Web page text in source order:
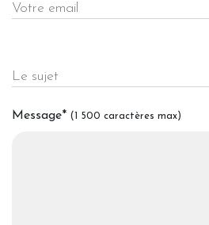
Votre email
Le sujet
Message* (1 500 caractères max)